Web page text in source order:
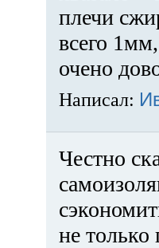
плечи
всего
очено
Написал:
Честно
не только